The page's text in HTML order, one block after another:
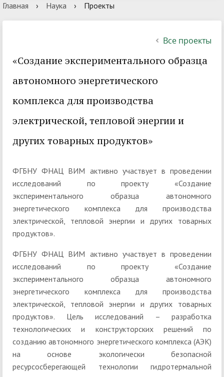
Главная › Наука › Проекты
Все проекты
«Создание экспериментального образца
автономного энергетического
комплекса для производства
электрической, тепловой энергии и
других товарных продуктов»
ФГБНУ ФНАЦ ВИМ активно участвует в проведении
исследований по проекту «Создание
экспериментального образца автономного
энергетического комплекса для производства
электрической, тепловой энергии и других товарных
продуктов».
ФГБНУ ФНАЦ ВИМ активно участвует в проведении
исследований по проекту «Создание
экспериментального образца автономного
энергетического комплекса для производства
электрической, тепловой энергии и других товарных
продуктов». Цель исследований – разработка
технологических и конструкторских решений по
созданию автономного энергетического комплекса (АЭК)
на основе экологически безопасной
ресурсосберегающей технологии гидротермальной